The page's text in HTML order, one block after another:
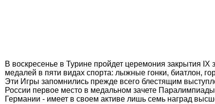
В воскресенье в Турине пройдет церемония закрытия
медалей в пяти видах спорта: лыжные гонки, биатлон,
Эти Игры запомнились прежде всего блестящим
России первое место в медальном зачете
Германии - имеет в своем активе лишь семь наград